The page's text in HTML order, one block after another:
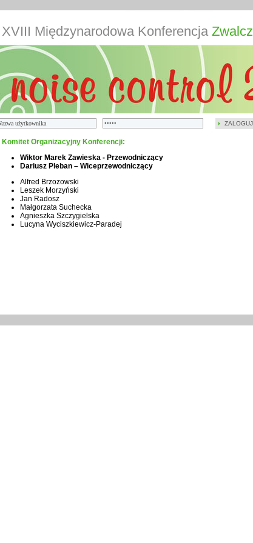
ZALOGUJ
XVIII Międzynarodowa Konferencja
Komitet Organizacyjny Konferencji:
Wiktor Marek Zawieska - Przewodniczący
Dariusz Pleban – Wiceprzewodniczący
Alfred Brzozowski
Leszek Morzyński
Jan Radosz
Małgorzata Suchecka
Agnieszka Szczygielska
Lucyna Wyciszkiewicz-Paradej